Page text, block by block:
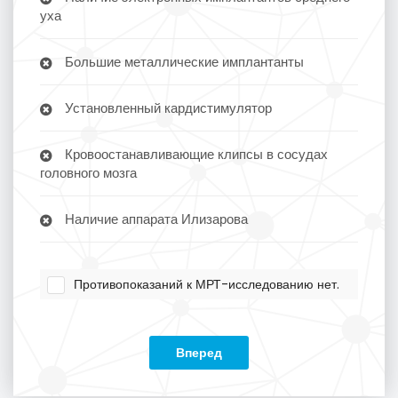
уха
Большие металлические имплантанты
Установленный кардистимулятор
Кровоостанавливающие клипсы в сосудах
головного мозга
Наличие аппарата Илизарова
Противопоказаний к МРТ-исследованию нет.
Вперед